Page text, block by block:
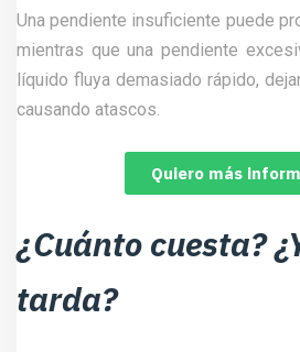
Una pendiente insuficiente puede
mientras que una pendiente
líquido fluya demasiado rápido,
causando atascos.
Quiero más
¿Cuánto cuesta?
tarda?